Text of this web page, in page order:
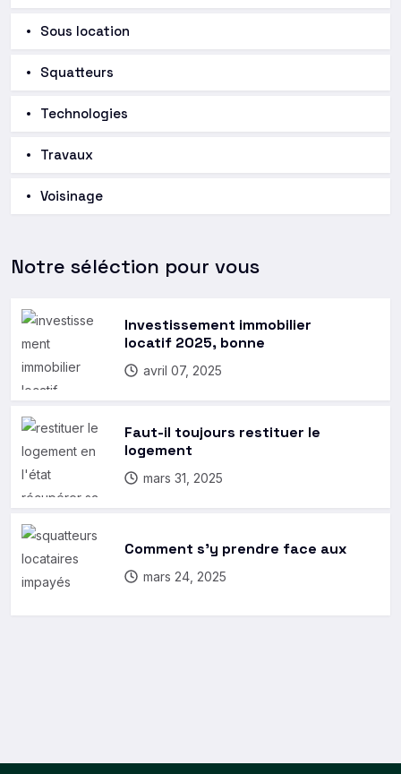
Sous location
Squatteurs
Technologies
Travaux
Voisinage
Notre séléction pour vous
Investissement immobilier
locatif 2025, bonne
avril 07, 2025
Faut-il toujours restituer le
logement
mars 31, 2025
Comment s’y prendre face aux
mars 24, 2025